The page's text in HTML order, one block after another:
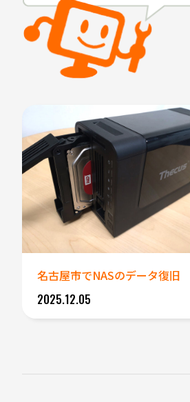
名古屋市でNASのデータ復旧
2025.12.05